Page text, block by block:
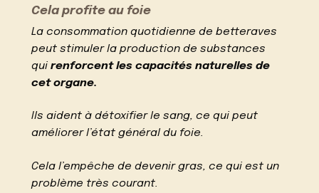
Cela profite au foie
La consommation quotidienne de betteraves
peut stimuler la production de substances
quirenforcent les capacités naturelles de
cet organe.
Ils aident à détoxifier le sang, ce qui peut
améliorer l’état général du foie.
Cela l’empêche de devenir gras, ce qui est un
problème très courant.